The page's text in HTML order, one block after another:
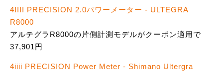
4IIII PRECISION 2.0パワーメーター - ULTEGRA
R8000
アルテグラR8000の片側計測モデルがクーポン適用で
37,901円
4iiii PRECISION Power Meter - Shimano Ultergra